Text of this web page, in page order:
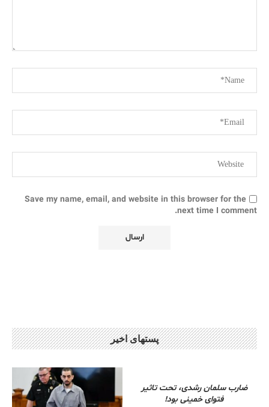
Save my name, email, and website in this browser for the
next time I comment.
پستهای اخیر
ضارب سلمان رشدی، تحت تاثیر
فتوای خمینی بود!